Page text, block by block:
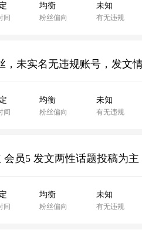
间
均衡
粉丝偏向
未知
有无违规
间
均衡
粉丝偏向
未知
有无违规
会员5 发文两性话题投稿为
间
均衡
粉丝偏向
未知
有无违规